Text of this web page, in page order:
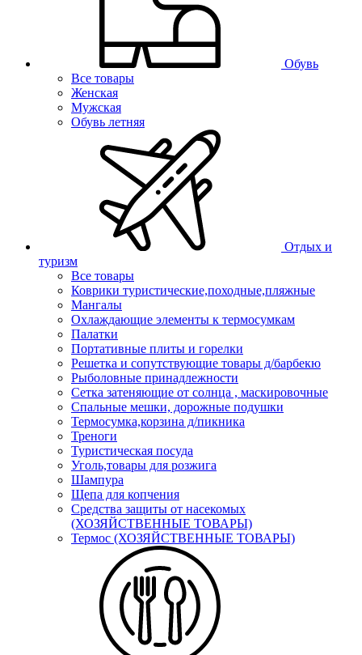
Обувь
Все товары
Женская
Мужская
Обувь летняя
Отдых и
туризм
Все товары
Коврики туристические,походные,пляжные
Мангалы
Охлаждающие элементы к термосумкам
Палатки
Портативные плиты и горелки
Решетка и сопутствующие товары д/барбекю
Рыболовные принадлежности
Сетка затеняющие от солнца , маскировочные
Спальные мешки, дорожные подушки
Термосумка,корзина д/пикника
Треноги
Туристическая посуда
Уголь,товары для розжига
Шампура
Щепа для копчения
Средства защиты от насекомых
(ХОЗЯЙСТВЕННЫЕ ТОВАРЫ)
Термос (ХОЗЯЙСТВЕННЫЕ ТОВАРЫ)